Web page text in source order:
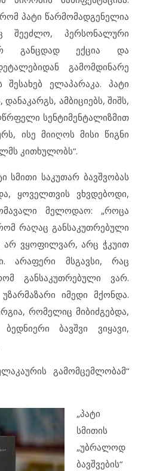
რომ პატი წარმომადგენელია
შეეძლო, პერსონალური
განცდად ექცია და
გამომდინარე
ელაპარაკა. პატი
ამბიციებს, შიშს,
სენტიმენტალიზმით
ისე მიიღოს მისი წიგნი
კითხულობს“.
სმითი საკუთარ ბავშვობას
ყოველთვის ვხვდებოდი,
მელოდაო: „როცა
რაღაც განსაკუთრებული
არ ვყოფილვარ, არც ჭკუით
არაფერი მსგავსი, რაც
განსაკუთრებული ვარ.
იმედი მქონდა.
რომელიც მიბიძგებდა,
ბავშვი ვიყავი,
გამომცემლობამ“
„პატი
სმითის
„უბრალოდ
ბავშვების“